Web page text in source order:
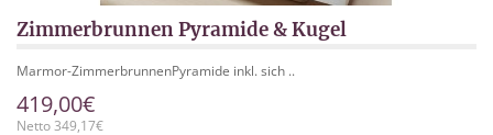
Zimmerbrunnen Pyramide & Kugel
Marmor-ZimmerbrunnenPyramide inkl. sich ..
419,00€
Netto 349,17€